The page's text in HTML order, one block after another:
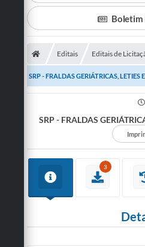
Conselhos Municipais
Notícias
Emprega
Editais Editais de
SRP - FRALDAS GERIÁTRICAS, LETIES
SRP - FRALDAS
3